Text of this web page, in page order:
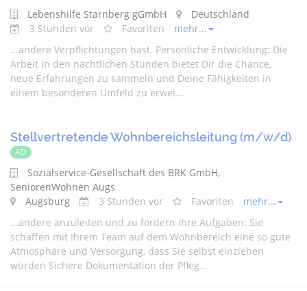
Lebenshilfe Starnberg gGmbH
Deutschland
3 Stunden vor
Favoriten
mehr...
...andere Verpflichtungen hast. Persönliche Entwicklung: Die
Arbeit in den nächtlichen Stunden bietet Dir die Chance,
neue Erfahrungen zu sammeln und Deine Fähigkeiten in
einem besonderen Umfeld zu erwei...
Stellvertretende Wohnbereichsleitung (m/w/d)
AD
Sozialservice-Gesellschaft des BRK GmbH,
SeniorenWohnen Augs
Augsburg
3 Stunden vor Favoriten
mehr...
...andere anzuleiten und zu fördern Ihre Aufgaben: Sie
schaffen mit Ihrem Team auf dem Wohnbereich eine so gute
Atmosphäre und Versorgung, dass Sie selbst einziehen
würden Sichere Dokumentation der Pfleg...